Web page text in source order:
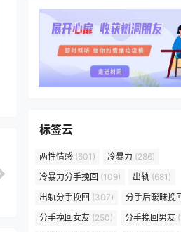
标签云
两性情感 (601) 冷暴力 (286)
冷暴力分手挽回 (109) 出轨 (681)
出轨分手挽回 (307) 分手后暧昧挽
分手挽回女友 (250) 分手挽回男友